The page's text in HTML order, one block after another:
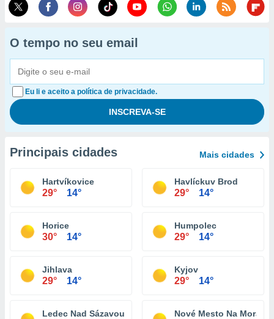
O tempo no seu email
Eu li e aceito a política de privacidade.
Principais cidades Mais cidades
Hartvíkovice
29° 14°
Havlíckuv Brod
29° 14°
Horice
30° 14°
Humpolec
29° 14°
Jihlava
29° 14°
Kyjov
29° 14°
Ledec Nad Sázavou Nové Mesto Na Morave